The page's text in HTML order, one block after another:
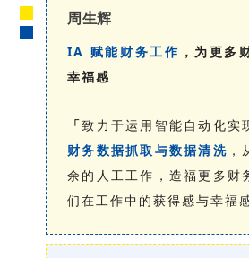
周生辉
IA 赋能财务工作 ，为更多
幸福感
「致力于运用智能自动化实
财务数据抓取与数据清洗
余的人工工作，造福更多财
们在工作中的获得感与幸福感